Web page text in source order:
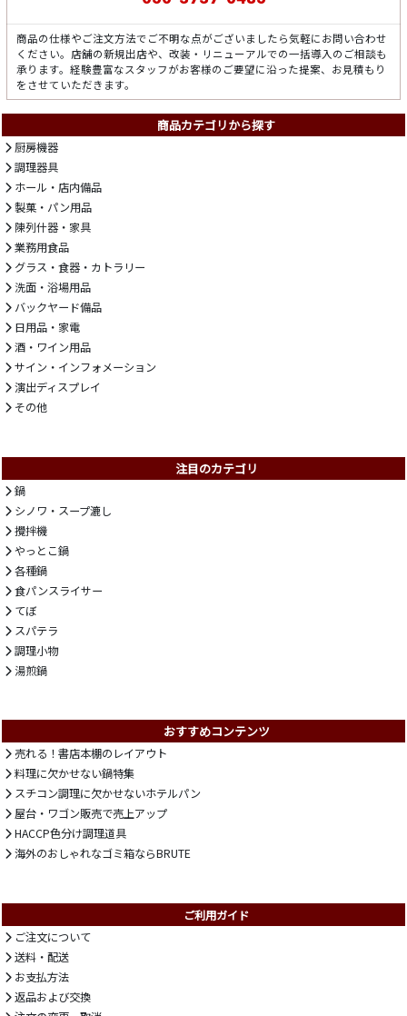
商品の仕様やご注文方法でご不明な点がございましたら気軽にお問い合わせ
ください。店舗の新規出店や、改装・リニューアルでの一括導入のご相談も
承ります。経験豊富なスタッフがお客様のご要望に沿った提案、お見積もり
をさせていただきます。
商品カテゴリから探す
厨房機器
調理器具
ホール・店内備品
製菓・パン用品
陳列什器・家具
業務用食品
グラス・食器・カトラリー
洗面・浴場用品
バックヤード備品
日用品・家電
酒・ワイン用品
サイン・インフォメーション
演出ディスプレイ
その他
注目のカテゴリ
鍋
シノワ・スープ漉し
攪拌機
やっとこ鍋
各種鍋
食パンスライサー
てぼ
スパテラ
調理小物
湯煎鍋
おすすめコンテンツ
売れる！書店本棚のレイアウト
料理に欠かせない鍋特集
スチコン調理に欠かせないホテルパン
屋台・ワゴン販売で売上アップ
HACCP色分け調理道具
海外のおしゃれなゴミ箱ならBRUTE
ご利用ガイド
ご注文について
送料・配送
お支払方法
返品および交換